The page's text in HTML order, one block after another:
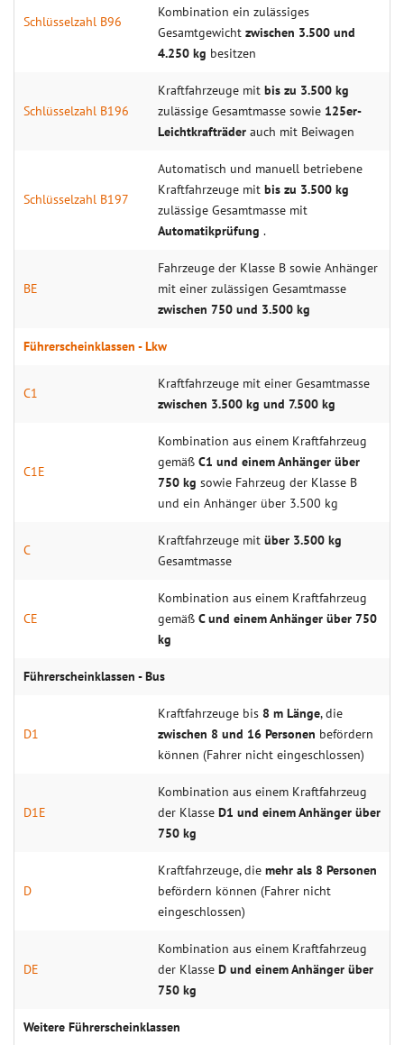
Schlüsselzahl B96
Kombination ein zulässiges
Gesamtgewicht zwischen 3.500 und
4.250 kg besitzen
Schlüsselzahl B196
Kraftfahrzeuge mit bis zu 3.500 kg
zulässige Gesamtmasse sowie 125er-
Leichtkrafträder auch mit Beiwagen
Schlüsselzahl B197
Automatisch und manuell betriebene
Kraftfahrzeuge mit bis zu 3.500 kg
zulässige Gesamtmasse mit
Automatikprüfung .
BE
Fahrzeuge der Klasse B sowie Anhänger
mit einer zulässigen Gesamtmasse
zwischen 750 und 3.500 kg
Führerscheinklassen - Lkw
C1
Kraftfahrzeuge mit einer Gesamtmasse
zwischen 3.500 kg und 7.500 kg
C1E
Kombination aus einem Kraftfahrzeug
gemäß C1 und einem Anhänger über
750 kg sowie Fahrzeug der Klasse B
und ein Anhänger über 3.500 kg
C
Kraftfahrzeuge mit über 3.500 kg
Gesamtmasse
CE
Kombination aus einem Kraftfahrzeug
gemäß C und einem Anhänger über 750
kg
Führerscheinklassen - Bus
D1
Kraftfahrzeuge bis 8 m Länge, die
zwischen 8 und 16 Personen befördern
können (Fahrer nicht eingeschlossen)
D1E
Kombination aus einem Kraftfahrzeug
der Klasse D1 und einem Anhänger über
750 kg
D
Kraftfahrzeuge, die mehr als 8 Personen
befördern können (Fahrer nicht
eingeschlossen)
DE
Kombination aus einem Kraftfahrzeug
der Klasse D und einem Anhänger über
750 kg
Weitere Führerscheinklassen